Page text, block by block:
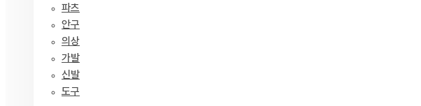
파츠
안구
의상
가발
신발
도구